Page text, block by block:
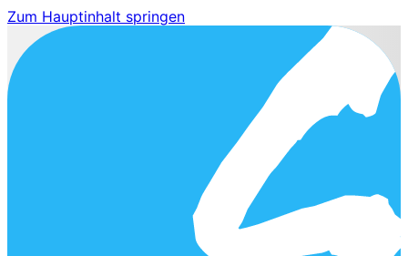
Zum Hauptinhalt springen